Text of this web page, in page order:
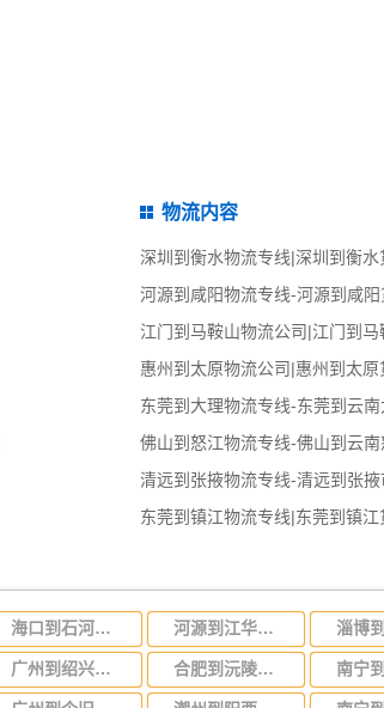
物流内容
深圳到衡水物流专线|深圳到衡水
河源到咸阳物流专线-河源到咸阳
江门到马鞍山物流公司|江门到马
惠州到太原物流公司|惠州到太原
东莞到大理物流专线-东莞到云
佛山到怒江物流专线-佛山到云南
清远到张掖物流专线-清远到张掖
东莞到镇江物流专线|东莞到镇江
海口到石河子物流公司-货运专线全境闪送「费用价格」 河源到江华瑶族自治物流公司-货运专线服务周到「送货上门」
广州到绍兴物流专线,承接广州到绍兴货源 快速直达 合肥到沅陵物流公司-货运专线几天达到「高效运输」